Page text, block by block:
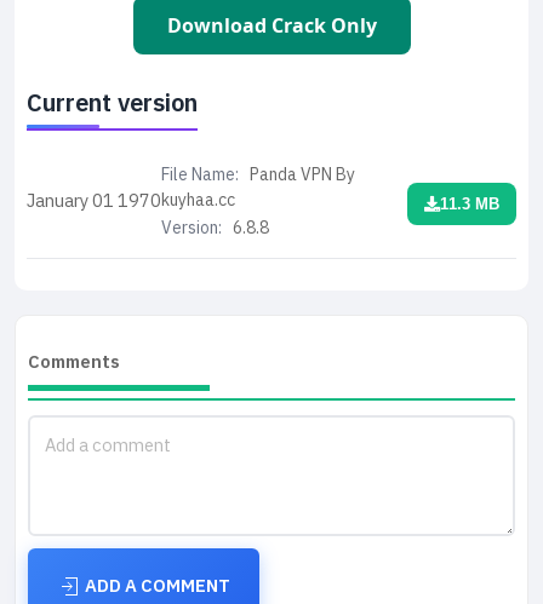
Download Crack Only
Current version
January 011970
File Name: Panda VPN By
kuyhaa.cc
Version: 6.8.8
11.3 MB
Comments
ADD A COMMENT